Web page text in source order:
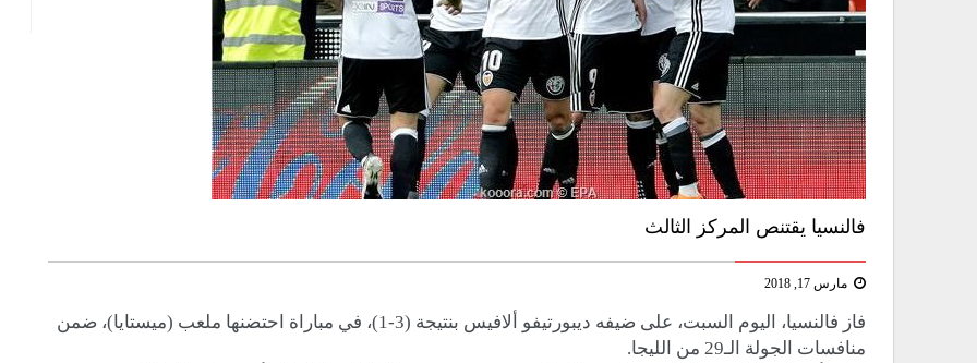
فالنسيا يقتنص المركز الثالث
مارس 17, 2018
فاز فالنسيا، اليوم السبت، على ضيفه ديبورتيفو ألافيس بنتيجة (3-1)، في مباراة احتضنها ملعب (ميستايا)، ضمن
منافسات الجولة الـ29 من الليجا.